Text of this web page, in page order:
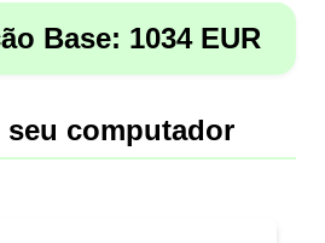
Base: 1034 EUR
seu computador